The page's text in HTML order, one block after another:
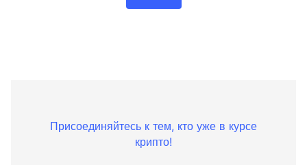
Присоединяйтесь к тем, кто уже в курсе
крипто!